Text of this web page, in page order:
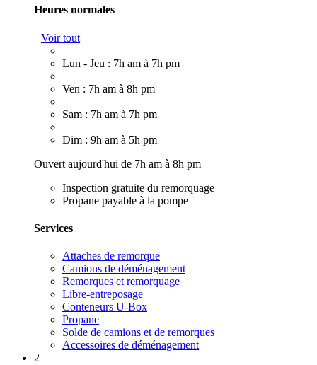
Heures normales
Voir tout
Lun - Jeu : 7h am à 7h pm
Ven : 7h am à 8h pm
Sam : 7h am à 7h pm
Dim : 9h am à 5h pm
Ouvert aujourd'hui de 7h am à 8h pm
Inspection gratuite du remorquage
Propane payable à la pompe
Services
Attaches de remorque
Camions de déménagement
Remorques et remorquage
Libre-entreposage
Conteneurs U-Box
Propane
Solde de camions et de remorques
Accessoires de déménagement
2